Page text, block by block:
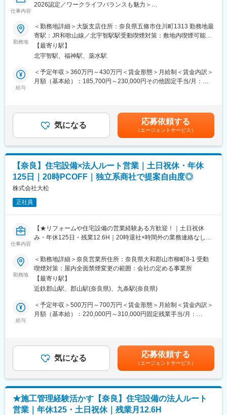
■就業環境
・年間休日120日
■企業について：
＜安定の経営基盤＞
「コベルコ建機株式会社」の100％出資子会社です。
＜資格取得補助の充実＞
仕事内容
2026認定／ワークライフバランスも魅力＞
■業務内容
100円ショップ本部向けの提案営業です。割箸を中心に、キッチ
ン用品・行楽用品・ペーパー製品など多様なアイテムを取り扱い
ます。単一商材の拡販ではなく、カテゴリ全体の売上向上を目的
とした提案ができるポジションです。PB開発や売場改善にも関与
でき、100円ショップ営業として提案の幅をさらに広げられま
す。
＜具体的な業務内容＞
・店舗特性に合わせた棚割を提案し、売場価値を向上
・PB商品の企画開発を推進し、顧客要望を商品化
・商社と連携し、全国店舗への安定供給体制を構築
■組織環境
少数精鋭組織です。担当顧客との商談内容や市場情報を日常的に
共有しており、組織全体で営業活動を支えています。少数体制だ
からこそ経営層との距離も近く、現場の提案が意思決定者まで届
く、提案から実行までスピーディーに進められます。
入社後は既存顧客を引き継ぎ、商品知識や取引先特性を習得しま
す。1年後には担当顧客の本部商談を主体的に担当し、売場提案や
され、PB商品の企画開発にも参画します。単なるルート営業では
なく、MD視点を持つ営業として市場価値を高められます。
■就業環境
度と少なく、日々のスケジュールも管理しやすい環境です。転勤
は当面なく、本人の意思を尊重した配置を行っています。住宅手
1930年創業、売上高約180億円を誇る総合家庭用品メーカーで
す。割箸分野では国内トップクラスの実績を持ち、安定した事業
基盤を構築しています。海外生産ネットワークと商品開発力を活
かし、100円ショップ向けの多彩な商品提案を実現しています。
変更の範囲：会社の定める業務
勤務地
＜勤務地詳細＞大阪支店住所：奈良県五條市住川町1313 勤務地最
寄駅：JR和歌山線／北宇智駅駅受動喫煙対策：敷地内喫煙可能場
所あり変更の範囲：会社の定める事業所
【最寄り駅】
北宇智駅、福神駅、薬水駅
給与
＜予定年収＞360万円～430万円＜賃金形態＞月給制＜賃金内訳＞
月額（基本給）：185,700円～230,000円その他固定手当/月：
有＜給与補足＞※経験・年齢を考慮の上、当社規定により優遇しま
す■固定手当補足：職能給12,000円+勤務地手当（大阪）10,000円
■昇給／年1回■賞与／年2回(昨年度実績4ヶ月分)賃金はあくまでも
目安の金額であり、選考を通じて上下する可能性があります。月
給(月額)は固定手当を含めた表記です。
気になる 応募依頼する
（エージェントサービス）
【奈良】住宅設備×法人ルート営業｜土日祝休・年休
125日｜20時PCOFF｜独立系商社で提案自由度◎
株式会社大松
正社員
仕事内容
【★リフォームや住宅設備の営業経験ある方歓迎！｜土日祝休
み・年休125日・残業12.6H｜20時退社×時間外の業務連絡なしで
■お任せする仕事：
既存のお客様（20～30社）へ定期訪問し、リフォーム・設備更新
の相談に対して最適商材を提案。メーカー縛りのない独立系商社
のため押し売りは不要。“売る”より“選ぶ・組む”提案が中心の営業
職です。
土日祝休み・20時PCオフで働き方も整っています！
・残業月12・6Hでプライベートも両立しやすい
・お客様から時間外の業務連絡なし！数年前から20時PCシャット
ダウンの仕組みを導入し、お客様に「土日祝休み・営業時間外は
■年収の上り幅：
固定給で安定！昇給幅も高いため、年齢にかかわらず年収UPが可
勤務地
＜勤務地詳細＞奈良営業所住所：奈良県大和郡山市柳町8-1 受動
喫煙対策：屋内全面禁煙変更の範囲：会社の定める事業所
【最寄り駅】
近鉄郡山駅、郡山駅(奈良県)、九条駅(奈良県)
給与
＜予定年収＞500万円～700万円＜賃金形態＞月給制＜賃金内訳＞
月額（基本給）：220,000円～310,000円固定残業手当/月：
昇給：あり（過去実績1,000～10,000円）■賞与：年2回（過去実
績4.5ヶ月分）■営業手当：20,000円／月＜年収例＞・35歳／600
万円・40歳／680万円昇給幅も高いため、年齢にかかわらず年収
UPが可能！賃金はあくまでも目安の金額であり、選考を通じて上
下する可能性があります。月給(月額)は固定手当を含めた表記で
す。
気になる 応募依頼する
（エージェントサービス）
★施工管理経験活かす【奈良】住宅設備の法人ルート
営業｜年休125・土日祝休｜残業月12.6H